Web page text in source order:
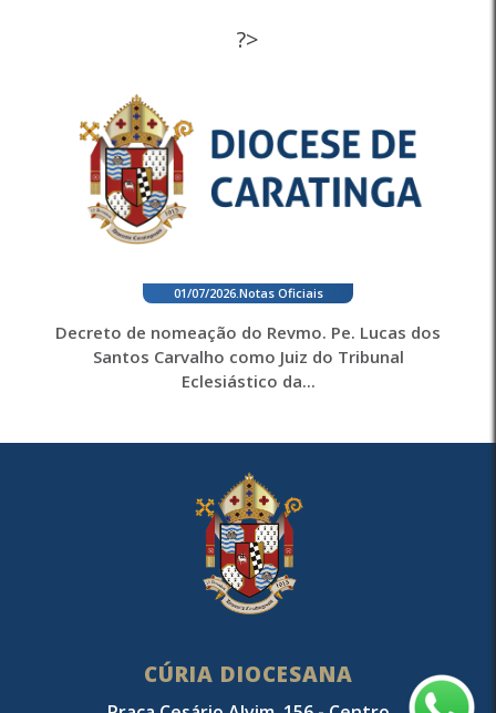
?>
01/07/2026. Notas Oficiais
Decreto de nomeação do Revmo. Pe. Lucas dos
Santos Carvalho como Juiz do Tribunal
Eclesiástico da...
CÚRIA DIOCESANA